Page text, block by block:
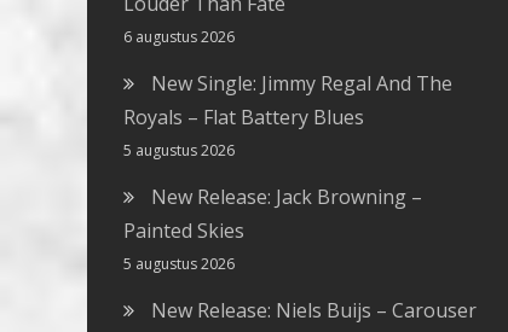
6 augustus 2026
New Single: Jimmy Regal And The
Royals – Flat Battery Blues
5 augustus 2026
New Release: Jack Browning –
Painted Skies
5 augustus 2026
New Release: Niels Buijs – Carouser